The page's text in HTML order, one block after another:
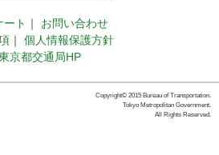
ート ｜
お問い合わせ
｜
個人情報保護方針
京都交通局HP
Copyright© 2015 Bureau of Transportation.
Tokyo Metropolitan Government.
All Rights Reserved.